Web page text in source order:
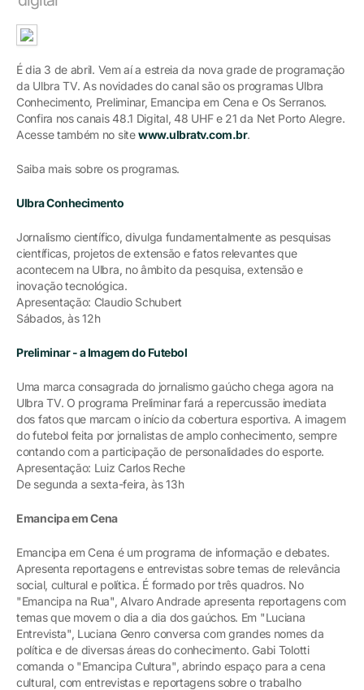
É dia 3 de abril. Vem aí a estreia da nova grade de programação
da Ulbra TV. As novidades do canal são os programas Ulbra
Conhecimento, Preliminar, Emancipa em Cena e Os Serranos.
Confira nos canais 48.1 Digital, 48 UHF e 21 da Net Porto Alegre.
Acesse também no sitewww.ulbratv.com.br.
Saiba mais sobre os programas.
Ulbra Conhecimento
Jornalismo científico, divulga fundamentalmente as pesquisas
científicas, projetos de extensão e fatos relevantes que
acontecem na Ulbra, no âmbito da pesquisa, extensão e
inovação tecnológica.
Apresentação: Claudio Schubert
Sábados, às 12h
Preliminar - a Imagem do Futebol
Uma marca consagrada do jornalismo gaúcho chega agora na
Ulbra TV. O programa Preliminar fará a repercussão imediata
dos fatos que marcam o início da cobertura esportiva. A imagem
do futebol feita por jornalistas de amplo conhecimento, sempre
contando com a participação de personalidades do esporte.
Apresentação: Luiz Carlos Reche
De segunda a sexta-feira, às 13h
Emancipa em Cena
Emancipa em Cena é um programa de informação e debates.
Apresenta reportagens e entrevistas sobre temas de relevância
social, cultural e política. É formado por três quadros. No
"Emancipa na Rua", Alvaro Andrade apresenta reportagens com
temas que movem o dia a dia dos gaúchos. Em "Luciana
Entrevista", Luciana Genro conversa com grandes nomes da
política e de diversas áreas do conhecimento. Gabi Tolotti
comanda o "Emancipa Cultura", abrindo espaço para a cena
cultural, com entrevistas e reportagens sobre o trabalho